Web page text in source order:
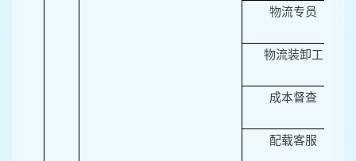
物流专员
物流装卸工
成本督查
配载客服